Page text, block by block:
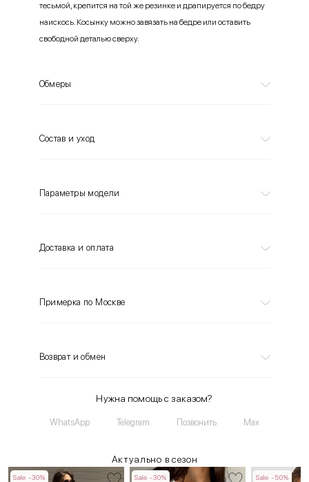
тесьмой, крепится на той же резинке и драпируется по бедру
наискось. Косынку можно завязать на бедре или оставить
свободной деталью сверху.
Обмеры
Состав и уход
Параметры модели
Доставка и оплата
Примерка по Москве
Возврат и обмен
Нужна помощь с заказом?
WhatsApp Telegram Позвонить Max
Актуально в сезон
Sale -30% Sale -30% Sale -50%